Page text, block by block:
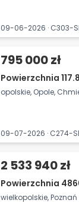
09-06-2026 · C303-
795 000 zł
Powierzchnia
opolskie, Opole,
09-07-2026 · C274-
2 533 940 zł
Powierzchnia
wielkopolskie, Poznań